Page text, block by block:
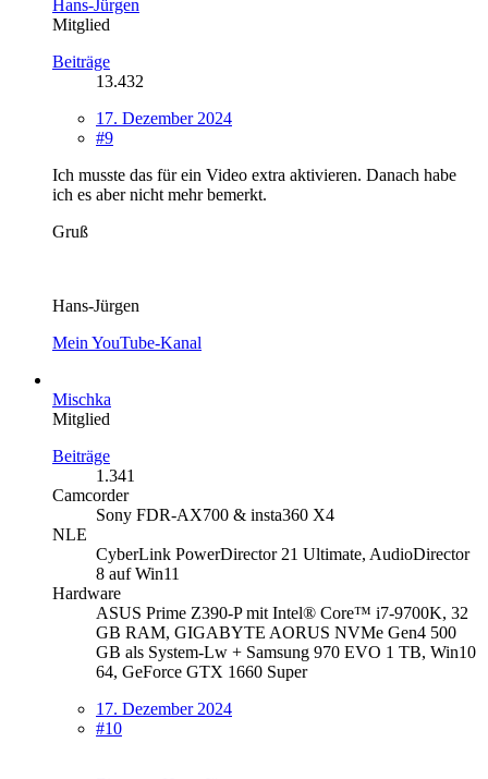
Hans-Jürgen
Mitglied
Beiträge
13.432
17. Dezember 2024
#9
Ich musste das für ein Video extra aktivieren. Danach habe
ich es aber nicht mehr bemerkt.
Gruß
Hans-Jürgen
Mein YouTube-Kanal
Mischka
Mitglied
Beiträge
1.341
Camcorder
Sony FDR-AX700 & insta360 X4
NLE
CyberLink PowerDirector 21 Ultimate, AudioDirector
8 auf Win11
Hardware
ASUS Prime Z390-P mit Intel® Core™ i7-9700K, 32
GB RAM, GIGABYTE AORUS NVMe Gen4 500
GB als System-Lw + Samsung 970 EVO 1 TB, Win10
64, GeForce GTX 1660 Super
17. Dezember 2024
#10